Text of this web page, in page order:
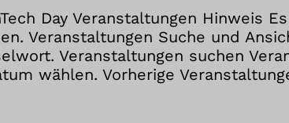
Day Veranstaltungen Hinweis
Veranstaltungen Suche und
Veranstaltungen suchen
wählen. Vorherige